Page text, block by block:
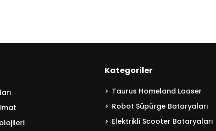
Kategoriler
Taurus Homeland Laaser
Robot Süpürge Bataryaları
Elektrikli Scooter Bataryaları